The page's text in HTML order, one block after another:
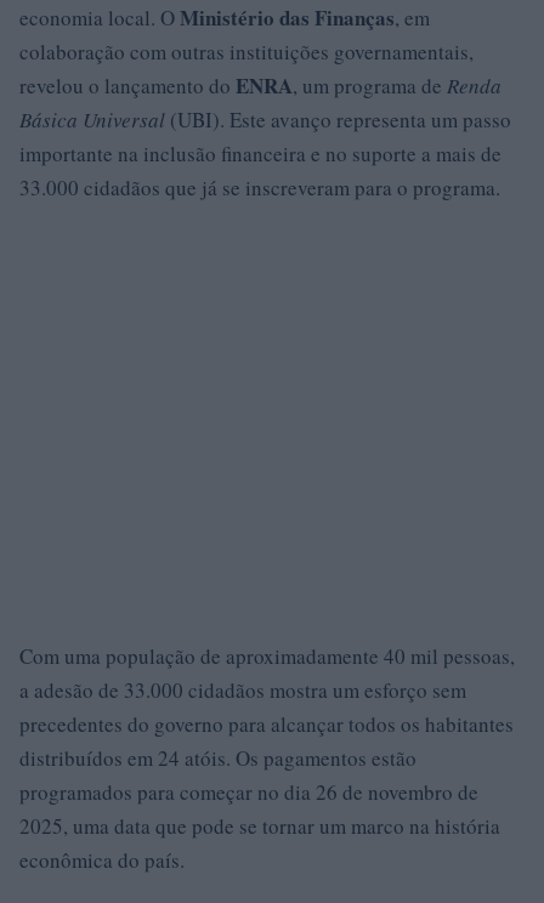
economia local. O Ministério das Finanças, em
colaboração com outras instituições governamentais,
revelou o lançamento do ENRA, um programa de Renda
Básica Universal (UBI). Este avanço representa um passo
importante na inclusão financeira e no suporte a mais de
33.000 cidadãos que já se inscreveram para o programa.
Com uma população de aproximadamente 40 mil pessoas,
a adesão de 33.000 cidadãos mostra um esforço sem
precedentes do governo para alcançar todos os habitantes
distribuídos em 24 atóis. Os pagamentos estão
programados para começar no dia 26 de novembro de
2025, uma data que pode se tornar um marco na história
econômica do país.